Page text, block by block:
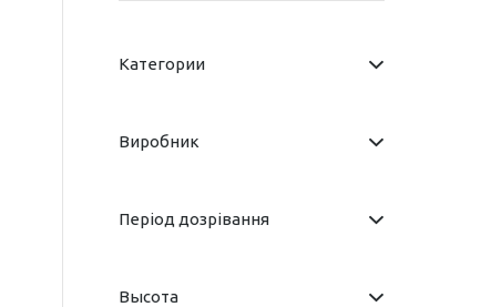
Категории
Виробник
Період дозрівання
Высота